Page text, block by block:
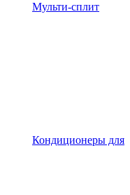
Мульти-сплит
Кондиционеры для